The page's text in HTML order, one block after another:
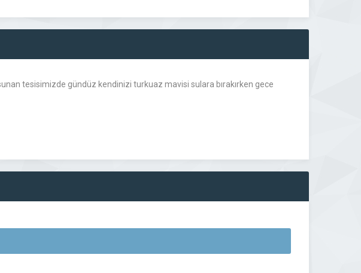
tesisimizde gündüz kendinizi turkuaz mavisi sulara bırakırken gece